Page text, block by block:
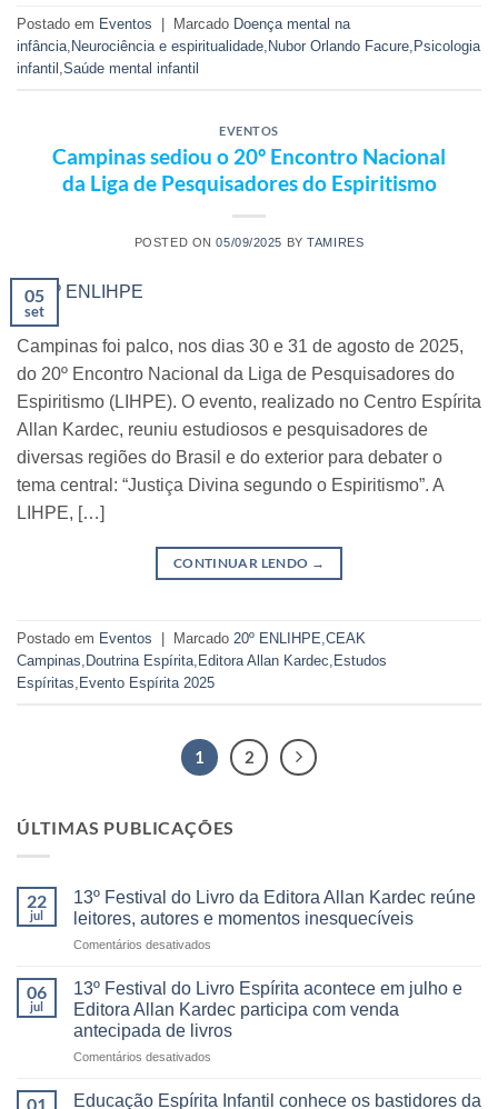
Postado em Eventos Marcado Doença mental na
infância, Neurociência e espiritualidade, Nubor Orlando Facure, Psicologia
infantil ,Saúde mental infantil
EVENTOS
Campinas sediou o 20º Encontro Nacional
da Liga de Pesquisadores do Espiritismo
POSTED ON05/09/2025 BYTAMIRES
05
set
Campinas foi palco, nos dias 30 e 31 de agosto de 2025,
do 20º Encontro Nacional da Liga de Pesquisadores do
Espiritismo (LIHPE). O evento, realizado no Centro Espírita
Allan Kardec, reuniu estudiosos e pesquisadores de
diversas regiões do Brasil e do exterior para debater o
tema central: “Justiça Divina segundo o Espiritismo”. A
LIHPE, […]
CONTINUAR LENDO →
Postado em Eventos Marcado 20º ENLIHPE,CEAK
Campinas, Doutrina Espírita, Editora Allan Kardec, Estudos
Espíritas, Evento Espírita 2025
1 2
ÚLTIMAS PUBLICAÇÕES
22
jul
13º Festival do Livro da Editora Allan Kardec reúne
leitores, autores e momentos inesquecíveis
Comentários desativados
Festival
do
Livro
da
Kardec
06
jul
13º Festival do Livro Espírita acontece em julho e
Editora Allan Kardec participa com venda
antecipada de livros
Comentários desativados
Festival
01 Educação Espírita Infantil conhece os bastidores da